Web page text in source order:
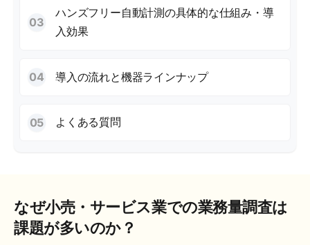
ハンズフリー自動計測の具体的な仕組み・導
入効果
導入の流れと機器ラインナップ
よくある質問
なぜ小売・サービス業での業務量調査は
課題が多いのか？